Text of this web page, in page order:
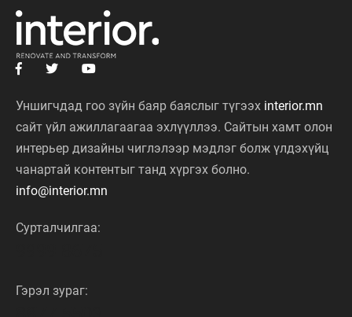
Уншигчдад гоо зүйн баяр баяслыг түгээх interior.mn
сайт үйл ажиллагаагаа эхлүүллээ. Сайтын хамт олон
интерьер дизайны чиглэлээр мэдлэг болж үлдэхүйц
чанартай контентыг танд хүргэх болно.
info@interior.mn
Сурталчилгаа:
Гэрэл зураг: